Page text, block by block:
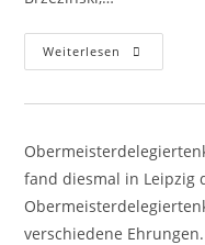
Weiterlesen
2023
fand diesmal in Leipzig
verschiedene